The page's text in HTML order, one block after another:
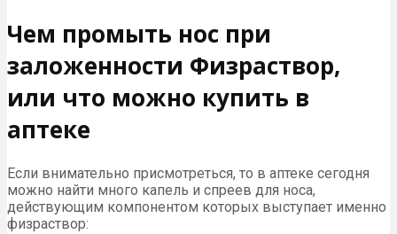
Чем промыть нос при
заложенности Физраствор,
или что можно купить в
аптеке
Если внимательно присмотреться, то в аптеке сегодня
можно найти много капель и спреев для носа,
действующим компонентом которых выступает именно
физраствор: